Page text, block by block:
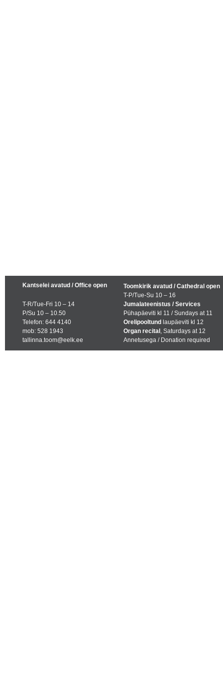
Kantselei avatud / Office open
T-R/Tue-Fri 10 – 14
P/Su 10 – 10.50
Telefon: 644 4140
mob: 528 1943
tallinna.toom@eelk.ee
Toomkirik avatud / Cathedral open
T-P/Tue-Su 10 – 16
Jumalateenistus / Services
Pühapäeviti kl 11 / Sundays at 11
Orelipooltund laupäeviti kl 12
Organ recital , Saturdays at 12
Annetusega / Donation required